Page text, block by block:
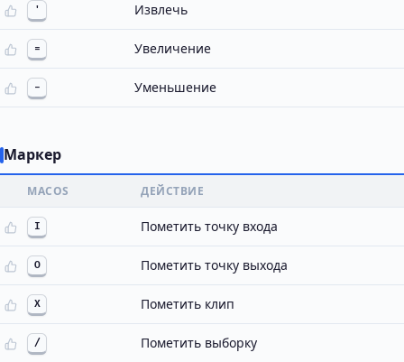
' Извлечь
= Увеличение
- Уменьшение
Маркер
MACOS ДЕЙСТВИЕ
I Пометить точку входа
O Пометить точку выхода
X Пометить клип
/ Пометить выборку